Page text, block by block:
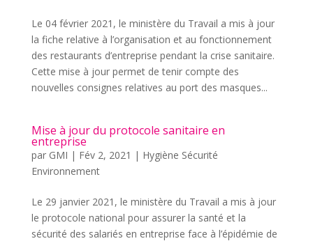
Le 04 février 2021, le ministère du Travail a mis à jour
la fiche relative à l’organisation et au fonctionnement
des restaurants d’entreprise pendant la crise sanitaire.
Cette mise à jour permet de tenir compte des
nouvelles consignes relatives au port des masques...
Mise à jour du protocole sanitaire en
entreprise
par GMI | Fév 2, 2021 | Hygiène Sécurité
Environnement
Le 29 janvier 2021, le ministère du Travail a mis à jour
le protocole national pour assurer la santé et la
sécurité des salariés en entreprise face à l’épidémie de